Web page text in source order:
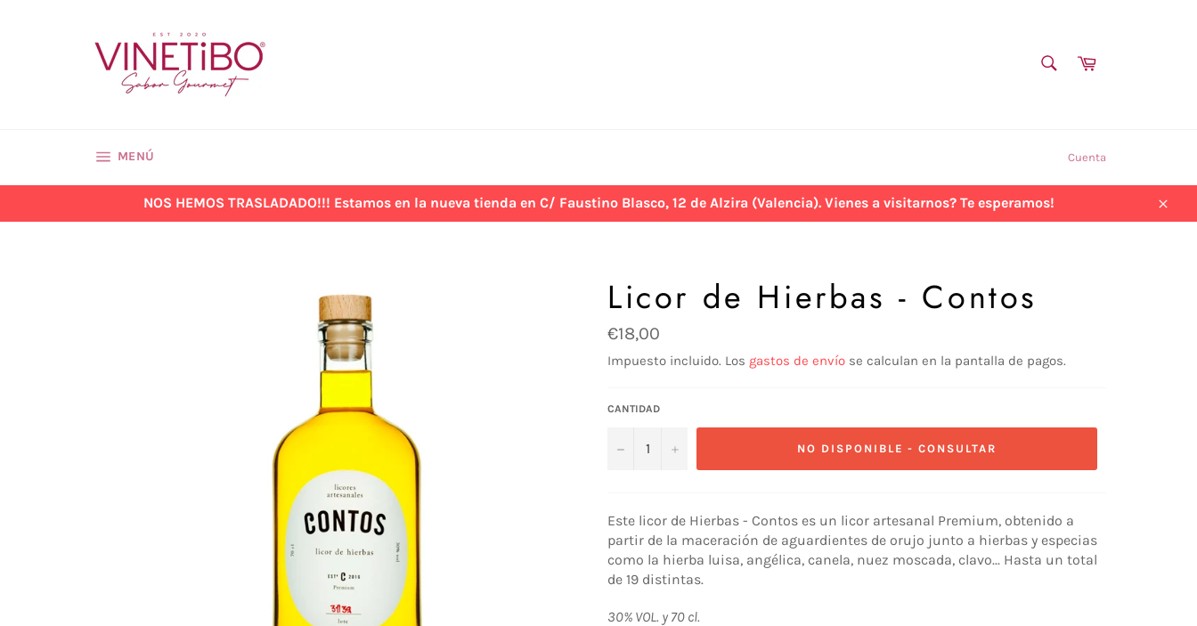
Carrito
MENÚ Cuenta
NOS HEMOS TRASLADADO!!! Estamos en la nueva tienda en C/ Faustino Blasco, 12 de Alzira (Valencia). Vienes a visitarnos? Te esperamos!
Licor de Hierbas - Contos
Precio
habitual
€18,00
Impuesto incluido. Los gastos de envío se calculan en la pantalla de pagos.
CANTIDAD
− + NO DISPONIBLE - CONSULTAR
Este licor de Hierbas - Contos es un licor artesanal Premium, obtenido a
partir de la maceración de aguardientes de orujo junto a hierbas y especias
como la hierba luisa, angélica, canela, nuez moscada, clavo... Hasta un total
de 19 distintas.
30% VOL. y 70 cl.